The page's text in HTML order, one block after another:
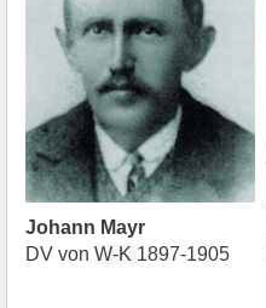
Johann Mayr
DV von W-K 1897-1905